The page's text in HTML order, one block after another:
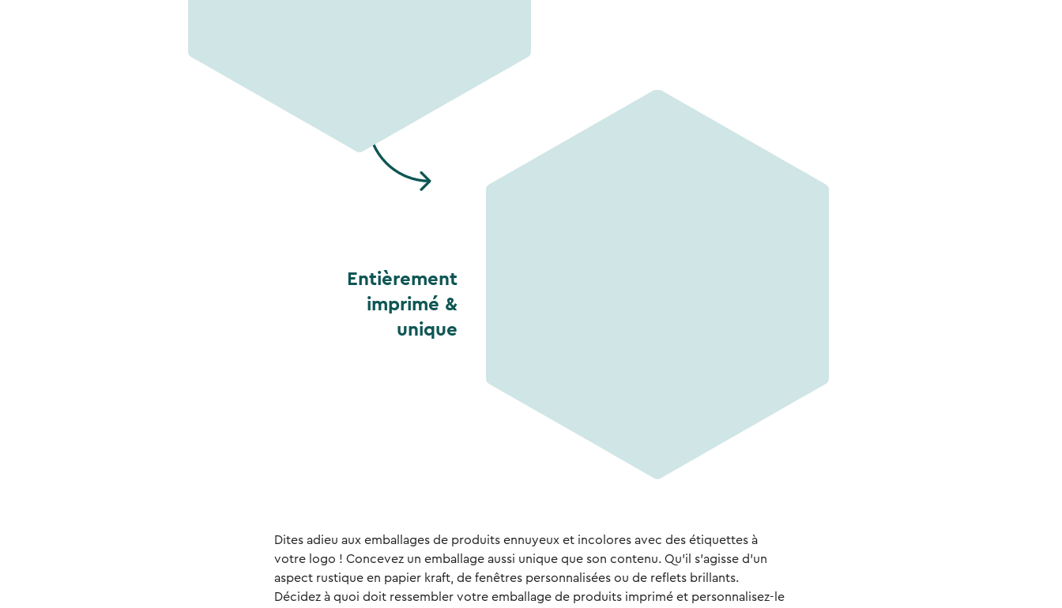
Entièrement
imprimé &
unique
Dites adieu aux emballages de produits ennuyeux et incolores avec des étiquettes à
votre logo ! Concevez un emballage aussi unique que son contenu. Qu'il s'agisse d'un
aspect rustique en papier kraft, de fenêtres personnalisées ou de reflets brillants.
Décidez à quoi doit ressembler votre emballage de produits imprimé et personnalisez-le